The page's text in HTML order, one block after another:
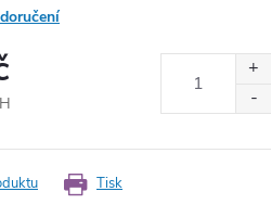
Tisk